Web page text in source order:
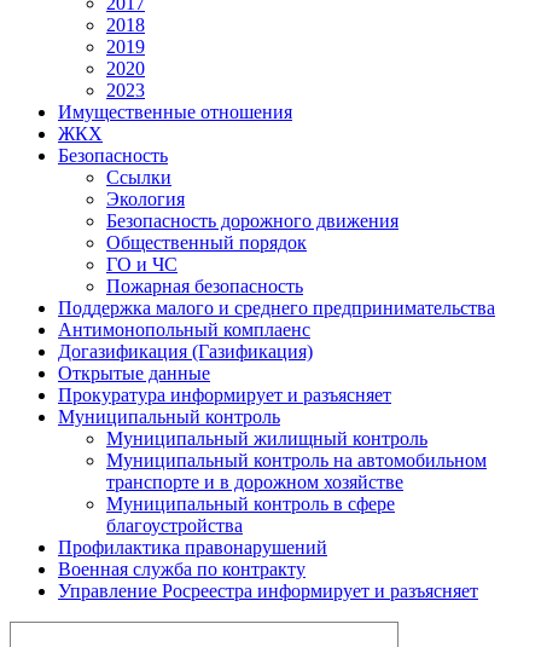
2018
2019
2020
2023
Имущественные отношения
ЖКХ
Безопасность
Ссылки
Экология
Безопасность дорожного движения
Общественный порядок
ГО и ЧС
Пожарная безопасность
Поддержка малого и среднего предпринимательства
Антимонопольный комплаенс
Догазификация (Газификация)
Открытые данные
Прокуратура информирует и разъясняет
Муниципальный контроль
Муниципальный жилищный контроль
Муниципальный контроль на автомобильном
транспорте и в дорожном хозяйстве
Муниципальный контроль в сфере
благоустройства
Профилактика правонарушений
Военная служба по контракту
Управление Росреестра информирует и разъясняет